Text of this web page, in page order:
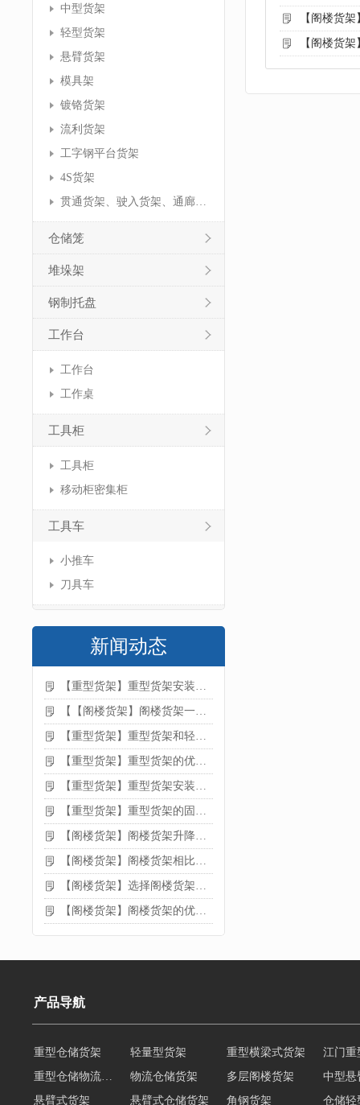
中型货架
轻型货架
悬臂货架
模具架
镀铬货架
流利货架
工字钢平台货架
4S货架
贯通货架、驶入货架、通廊货架
仓储笼
堆垛架
钢制托盘
工作台
工作台
工作桌
工具柜
工具柜
移动柜密集柜
工具车
小推车
刀具车
新闻动态
【重型货架】重型货架安装注意事项
【【阁楼货架】阁楼货架一般有哪些用途
【重型货架】重型货架和轻型货架的区别是什么
【重型货架】重型货架的优缺点
【重型货架】重型货架安装需要注意什么？
【重型货架】重型货架的固定方法
【阁楼货架】阁楼货架升降机需要注意哪些
【阁楼货架】阁楼货架相比传统货架的优势是什么
【阁楼货架】选择阁楼货架的好处？
【阁楼货架】阁楼货架的优点是什么
【阁楼货
【阁楼货
产品导航
重型仓储货架 轻量型货架 重型横梁式货架
江门重
重型仓储物流货架
物流仓储货架 多层阁楼货架
中型悬
悬臂式货架
悬臂式仓储货架 角钢货架 仓储轻